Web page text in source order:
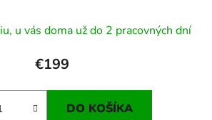
u vás doma už do 2 pracovných dní
€199
DO KOŠÍKA